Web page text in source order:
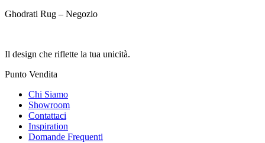
Ghodrati Rug – Negozio
Il design che riflette la tua unicità.
Punto Vendita
Chi Siamo
Showroom
Contattaci
Inspiration
Domande Frequenti